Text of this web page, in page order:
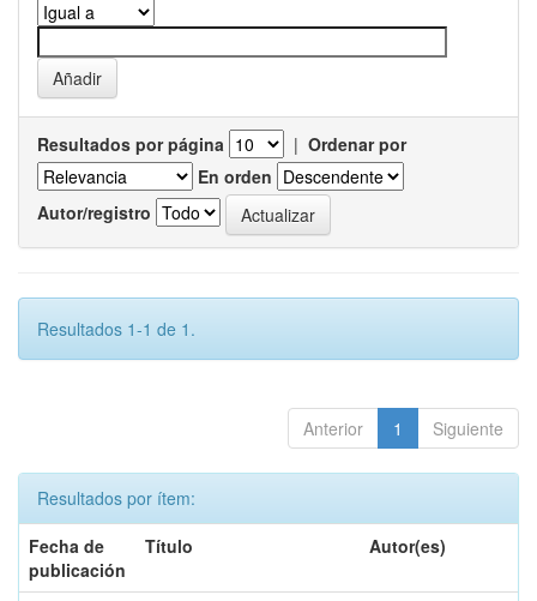
Resultados por página | Ordenar por
En orden
Autor/registro
Resultados 1-1 de 1.
Anterior 1 Siguiente
Resultados por ítem:
Fecha de
publicación
Título Autor(es)